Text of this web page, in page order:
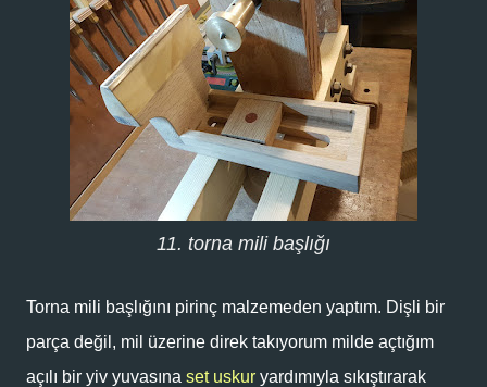
11. torna mili başlığı
Torna mili başlığını pirinç malzemeden yaptım. Dişli bir
parça değil, mil üzerine direk takıyorum milde açtığım
açılı bir yiv yuvasına set uskur yardımıyla sıkıştırarak